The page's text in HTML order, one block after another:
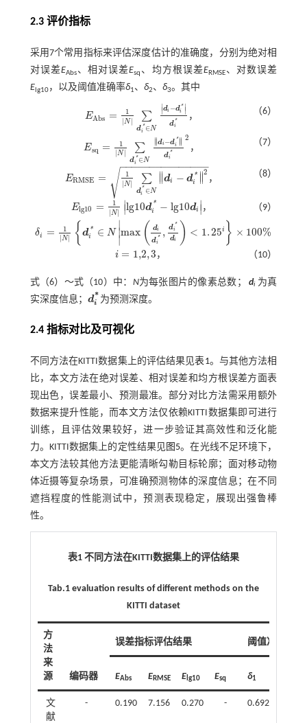
2.3 评价指标
采用7个常用指标来评估深度估计的准确度，分别为绝对相
对误差EAbs、相对误差Esq 、均方根误差ERMSE、对数误差
E lg10，以及阈值准确率δ1、 δ2、 δ3。其中
EAbs =
1
|N| ∑
d *
i ∈N
∣∣di −d*
i
∣∣
d*
i
EAbs= 1N ∑di* ∈N *d ， （6）
Esq =
1
|N ∑
d*
i ∈N
∥∥di−d *
i ∥∥
d*
i
2
Esq= 1N ∑di* ∈N *di ，
（7）
ERMSE =
1
N| ∑
d*
i
∈ N
∥
∥di − d *
i ∥
∥
2
− −
−−−−−−−−−−−−−
√
ERMSE= 1N ∑ di *∈ di-d *2 ， （8）
Elg10 =
1
| N|
∣∣lg10d *
i − lg10di ∣∣
Elg10 =1N lg10di*-lg10 i ， （9）
δi =
1
N| { d*
i ∈ N
∣
∣max ( di
d *
i
, d *
i
di ) < 1.25i } × 100%
δi 1N di* ∈ Nm xd idi *,di*di <1 .25i ×100%
i = 1,2,3
i= 1,2 ,3 ， （10）
式（6）～式（10） 中： N为每张图片的像素总数； di为真
实深度信息； d*
i
di* 为预测深度。
2.4 指标对比及可视化
不同方法在KITTI数据集上的评估结果见表1。与其他方法相
比，本文方法在绝对误差、相对误差和均方根误差方面表
现出色，误差最小、预测最准。部分对比方法需采用额外
数据来提升性能，而本文方法仅依赖KITTI数据集即可进行
训练，且评估效果较好，进一步验证其高效性和泛化能
力。KITTI数据集上的定性结果见图5。在光线不足环境下，
本文方法较其他方法更能清晰勾勒目标轮廓；面对移动物
体近摄等复杂场景，可准确预测物体的深度信息；在不同
遮挡程度的性能测试中，预测表现稳定，展现出强鲁棒
性。
表1 不同方法在KITTI数据集上的评估结果
Tab.1 evaluation results of different methods on the
KITTI dataset
方
法
来
源
编码器
误差指标评估结果 阈值准确率
EAbs ERMSE Elg10 Esq δ1
文
献
- 0.190 7.156 0.270 - 0.692